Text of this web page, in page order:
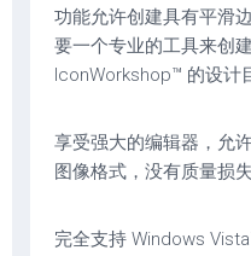
功能允许创建具有平滑
要一个专业的工具来创
IconWorkshop™ 的设计
享受强大的编辑器，允
图像格式，没有质量损失
完全支持 Windows